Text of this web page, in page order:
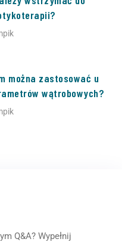
można zastosować u
wątrobowych?
Q&A? Wypełnij